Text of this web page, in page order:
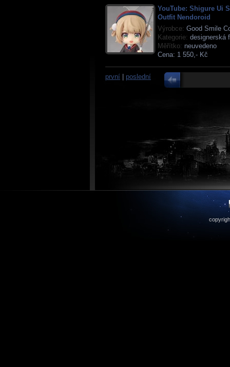
YouTube: Shigure Ui
Outfit Nendoroid
Výrobce: Good Smile
Kategorie: designerská
Měřítko: neuvedeno
Cena: 1 550,- Kč
první poslední